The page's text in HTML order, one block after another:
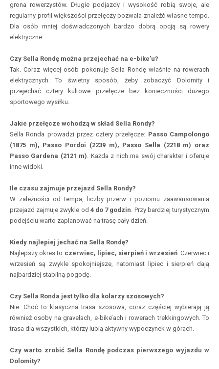
grona rowerzystów. Długie podjazdy i wysokość robią swoje, ale
regularny profil większości przełęczy pozwala znaleźć własne tempo.
Dla osób mniej doświadczonych bardzo dobrą opcją są rowery
elektryczne.
Czy Sella Rondę można przejechać na e-bike’u?
Tak. Coraz więcej osób pokonuje Sella Rondę właśnie na rowerach
elektrycznych. To świetny sposób, żeby zobaczyć Dolomity i
przejechać cztery kultowe przełęcze bez konieczności dużego
sportowego wysiłku.
Jakie przełęcze wchodzą w skład Sella Rondy?
Sella Ronda prowadzi przez cztery przełęcze: Passo Campolongo
(1875 m), Passo Pordoi (2239 m), Passo Sella (2218 m) oraz
Passo Gardena (2121 m) . Każda z nich ma swój charakter i oferuje
inne widoki.
Ile czasu zajmuje przejazd Sella Rondy?
W zależności od tempa, liczby przerw i poziomu zaawansowania
przejazd zajmuje zwykle od 4 do 7 godzin . Przy bardziej turystycznym
podejściu warto zaplanować na trasę cały dzień.
Kiedy najlepiej jechać na Sella Rondę?
Najlepszy okres to czerwiec, lipiec, sierpień i wrzesień. Czerwiec i
wrzesień są zwykle spokojniejsze, natomiast lipiec i sierpień dają
najbardziej stabilną pogodę.
Czy Sella Ronda jest tylko dla kolarzy szosowych?
Nie. Choć to klasyczna trasa szosowa, coraz częściej wybierają ją
również osoby na gravelach, e-bike’ach i rowerach trekkingowych. To
trasa dla wszystkich, którzy lubią aktywny wypoczynek w górach.
Czy warto zrobić Sella Rondę podczas pierwszego wyjazdu w
Dolomity?